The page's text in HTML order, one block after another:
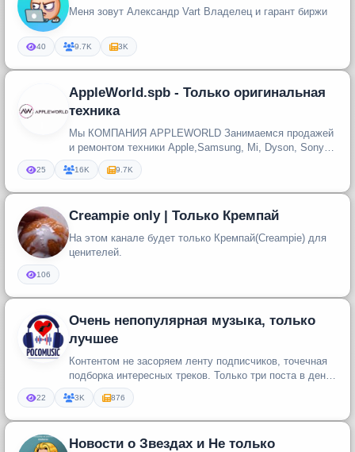
Меня зовут Александр Vart Владелец и гарант биржи
40 9.7K 3K
AppleWorld.spb - Только оригинальная
техника
Мы КОМПАНИЯ APPLEWORLD Занимаемся продажей
и ремонтом техники Apple,Samsung, Mi, Dyson, Sony
PlayStation Вся техника в н...
25 16K 9.7K
Creampie only | Только Кремпай
На этом канале будет только Кремпай(Creampie) для
ценителей.
106
Очень непопулярная музыка, только
лучшее
Контентом не засоряем ленту подписчиков, точечная
подборка интересных треков. Только три поста в день
+ минимум рекламы ...
22 3K 876
Новости о Звездах и Не только